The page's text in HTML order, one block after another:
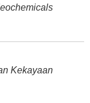
Kekayaan